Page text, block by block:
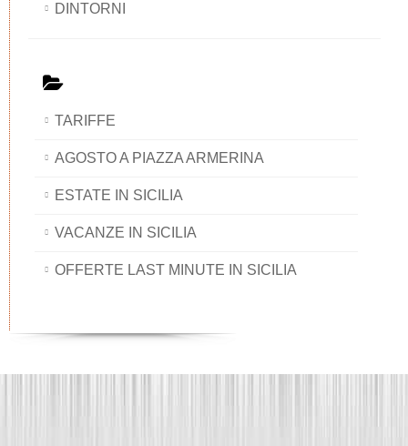
DINTORNI
TARIFFE
AGOSTO A PIAZZA ARMERINA
ESTATE IN SICILIA
VACANZE IN SICILIA
OFFERTE LAST MINUTE IN SICILIA